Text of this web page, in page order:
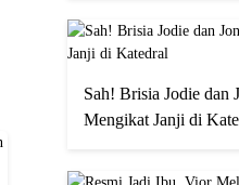
Sah! Brisia Jodie dan
Mengikat Janji di